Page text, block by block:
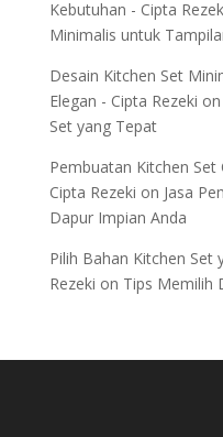
Kebutuhan - Cipta
Minimalis untuk
Desain Kitchen Set
Elegan - Cipta Rezeki on
Set yang Tepat
Pembuatan Kitchen
Cipta Rezeki on Jasa
Dapur Impian Anda
Pilih Bahan Kitchen Set
Rezeki on Tips Memilih